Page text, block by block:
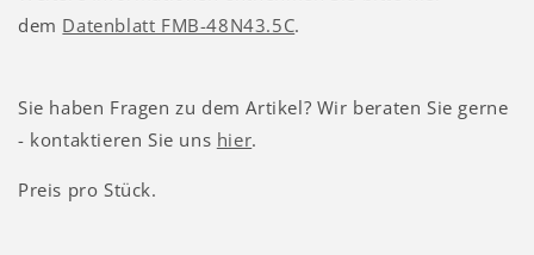
dem Datenblatt FMB-48N43.5C.
Sie haben Fragen zu dem Artikel? Wir beraten Sie gerne
- kontaktieren Sie uns hier.
Preis pro Stück.